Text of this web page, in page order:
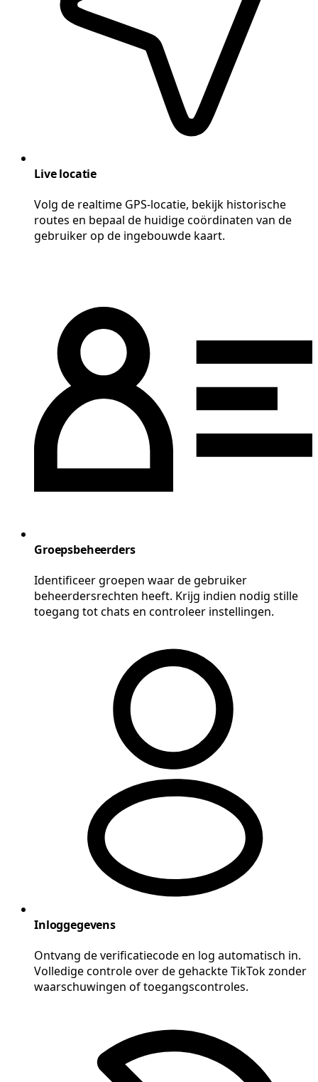
Live locatie
Volg de realtime GPS-locatie, bekijk historische
routes en bepaal de huidige coördinaten van de
gebruiker op de ingebouwde kaart.
Groepsbeheerders
Identificeer groepen waar de gebruiker
beheerdersrechten heeft. Krijg indien nodig stille
toegang tot chats en controleer instellingen.
Inloggegevens
Ontvang de verificatiecode en log automatisch in.
Volledige controle over de gehackte TikTok zonder
waarschuwingen of toegangscontroles.